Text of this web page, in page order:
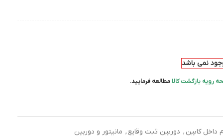
نمی باشد
رویه بازگشت کالامطالعه فرمایید.
داخل کابین , دوربین ثبت وقایع, مانیتور و دوربین